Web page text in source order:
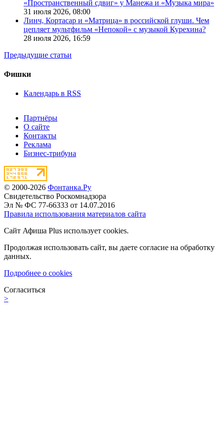
«Пространственный сдвиг» у Манежа и «Музыка мира»
31 июля 2026, 08:00
Линч, Кортасар и «Матрица» в российской глуши. Чем
цепляет мультфильм «Непокой» с музыкой Курехина?
28 июля 2026, 16:59
Предыдущие статьи
Фишки
Календарь в RSS
Партнёры
О сайте
Контакты
Реклама
Бизнес-трибуна
© 2000-2026 Фонтанка.Ру
Свидетельство Роскомнадзора
Эл № ФС 77-66333 от 14.07.2016
Правила использования материалов сайта
Сайт Афиша Plus использует cookies.
Продолжая использовать сайт, вы даете согласие на обработку
данных.
Подробнее о cookies
Согласиться
>